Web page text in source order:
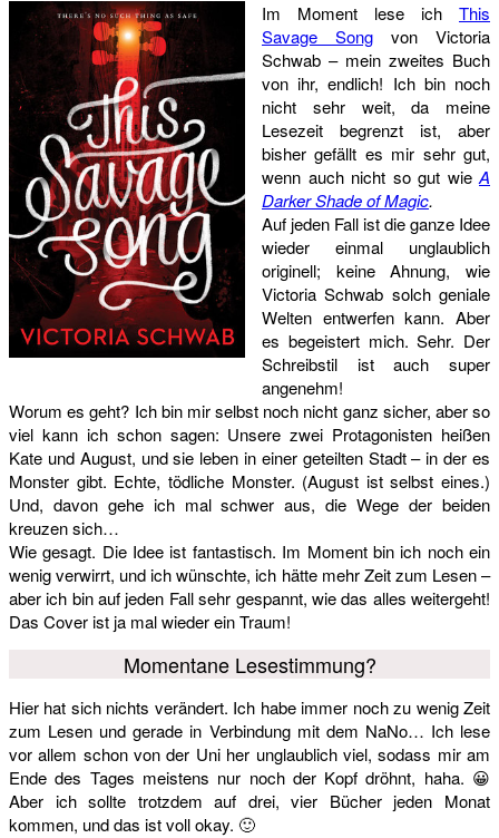
Im Moment lese ich This
Savage Song von Victoria
Schwab – mein zweites Buch
von ihr, endlich! Ich bin noch
nicht sehr weit, da meine
Lesezeit begrenzt ist, aber
bisher gefällt es mir sehr gut,
wenn auch nicht so gut wie A
Darker Shade of Magic.
Auf jeden Fall ist die ganze Idee
wieder einmal unglaublich
originell; keine Ahnung, wie
Victoria Schwab solch geniale
Welten entwerfen kann. Aber
es begeistert mich. Sehr. Der
Schreibstil ist auch super
angenehm!
Worum es geht? Ich bin mir selbst noch nicht ganz sicher, aber so
viel kann ich schon sagen: Unsere zwei Protagonisten heißen
Kate und August, und sie leben in einer geteilten Stadt – in der es
Monster gibt. Echte, tödliche Monster. (August ist selbst eines.)
Und, davon gehe ich mal schwer aus, die Wege der beiden
kreuzen sich…
Wie gesagt. Die Idee ist fantastisch. Im Moment bin ich noch ein
wenig verwirrt, und ich wünschte, ich hätte mehr Zeit zum Lesen –
aber ich bin auf jeden Fall sehr gespannt, wie das alles weitergeht!
Das Cover ist ja mal wieder ein Traum!
Momentane Lesestimmung?
Hier hat sich nichts verändert. Ich habe immer noch zu wenig Zeit
zum Lesen und gerade in Verbindung mit dem NaNo… Ich lese
vor allem schon von der Uni her unglaublich viel, sodass mir am
Ende des Tages meistens nur noch der Kopf dröhnt, haha. 😀
Aber ich sollte trotzdem auf drei, vier Bücher jeden Monat
kommen, und das ist voll okay. 🙂